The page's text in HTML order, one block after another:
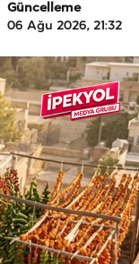
Güncelleme
06 Ağu 2026, 21:32